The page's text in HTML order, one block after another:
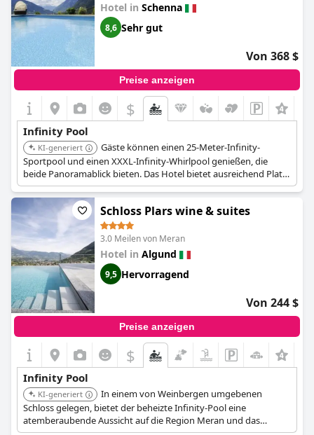
Hotel in Schenna
8,6 Sehr gut
Von 368 $
Preise anzeigen
$
Infinity Pool
KI-generiert
Gäste können einen 25-Meter-Infinity-
Sportpool und einen XXXL-Infinity-Whirlpool genießen, die
beide Panoramablick bieten. Das Hotel bietet ausreichend Platz
sowohl für aktives Schwimmen als auch für entspanntes Baden
mit Aussicht.
Schloss Plars wine & suites
3.0 Meilen von Meran
Hotel in Algund
9,5 Hervorragend
Von 244 $
Preise anzeigen
$
Infinity Pool
KI-generiert
In einem von Weinbergen umgebenen
Schloss gelegen, bietet der beheizte Infinity-Pool eine
atemberaubende Aussicht auf die Region Meran und das